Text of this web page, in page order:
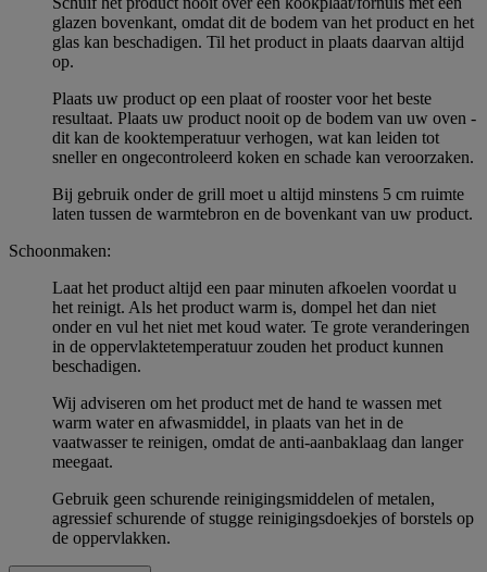
glazen bovenkant, omdat dit de bodem van het product en het
glas kan beschadigen. Til het product in plaats daarvan altijd
op.
Plaats uw product op een plaat of rooster voor het beste
resultaat. Plaats uw product nooit op de bodem van uw oven -
dit kan de kooktemperatuur verhogen, wat kan leiden tot
sneller en ongecontroleerd koken en schade kan veroorzaken.
Bij gebruik onder de grill moet u altijd minstens 5 cm ruimte
laten tussen de warmtebron en de bovenkant van uw product.
Schoonmaken:
Laat het product altijd een paar minuten afkoelen voordat u
het reinigt. Als het product warm is, dompel het dan niet
onder en vul het niet met koud water. Te grote veranderingen
in de oppervlaktetemperatuur zouden het product kunnen
beschadigen.
Wij adviseren om het product met de hand te wassen met
warm water en afwasmiddel, in plaats van het in de
vaatwasser te reinigen, omdat de anti-aanbaklaag dan langer
meegaat.
Gebruik geen schurende reinigingsmiddelen of metalen,
agressief schurende of stugge reinigingsdoekjes of borstels op
de oppervlakken.